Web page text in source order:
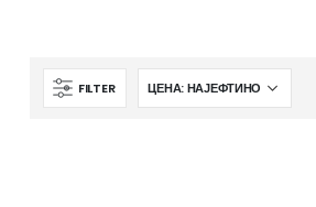
FILTER